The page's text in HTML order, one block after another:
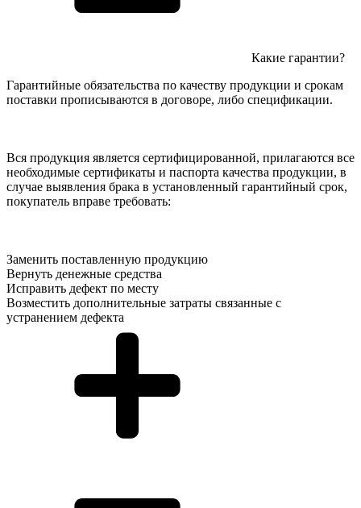
Какие гарантии?
Гарантийные обязательства по качеству продукции и срокам
поставки прописываются в договоре, либо спецификации.
Вся продукция является сертифицированной, прилагаются все
необходимые сертификаты и паспорта качества продукции, в
случае выявления брака в установленный гарантийный срок,
покупатель вправе требовать:
Заменить поставленную продукцию
Вернуть денежные средства
Исправить дефект по месту
Возместить дополнительные затраты связанные с
устранением дефекта